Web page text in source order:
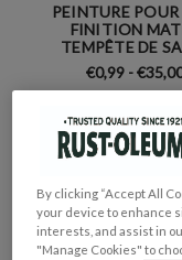
PEINTURE
FINITION
TEMPÊTE DE
€0,99 -
By clicking “Accept All
your device to enhance
interests, and assist in
"Manage Cookies" to